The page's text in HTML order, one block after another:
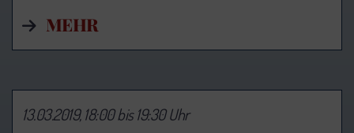
MEHR
13.03.2019, 18:00 bis 19:30 Uhr